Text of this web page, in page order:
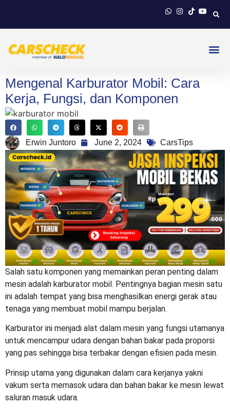
Mengenal Karburator Mobil: Cara
Kerja, Fungsi, dan Komponen
Erwin Juntoro June 2, 2024 CarsTips
Salah satu komponen yang memainkan peran penting dalam
mesin adalah karburator mobil. Pentingnya bagian mesin satu
ini adalah tempat yang bisa menghasilkan energi gerak atau
tenaga yang membuat mobil mampu berjalan.
Karburator ini menjadi alat dalam mesin yang fungsi utamanya
untuk mencampur udara dengan bahan bakar pada proporsi
yang pas sehingga bisa terbakar dengan efisien pada mesin.
Prinsip utama yang digunakan dalam cara kerjanya yakni
vakum serta memasok udara dan bahan bakar ke mesin lewat
saluran masuk udara.